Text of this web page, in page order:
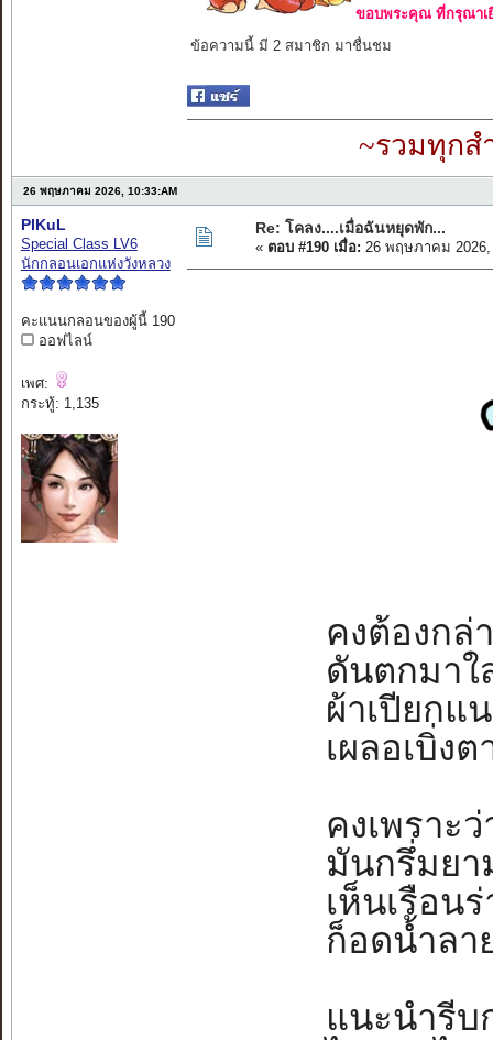
ขอบพระคุณ ที่กรุณาเ
ข้อความนี้ มี 2 สมาชิก มาชื่นชม
~รวมทุกส
26 พฤษภาคม 2026, 10:33:AM
PIKuL
Special Class LV6
นักกลอนเอกแห่งวังหลวง
คะแนนกลอนของผู้นี้ 190
ออฟไลน์
เพศ:
กระทู้: 1,135
Re: โคลง....เมื่อฉันหยุดพัก...
« ตอบ #190 เมื่อ: 26 พฤษภาคม 2026,
คงต้องกล่
ดันตกมาใ
ผ้าเปียกแ
เผลอเบิ่ง
คงเพราะ
มันกรึ่มยา
เห็นเรือน
ก็อดน้ำลา
แนะนำรีบ